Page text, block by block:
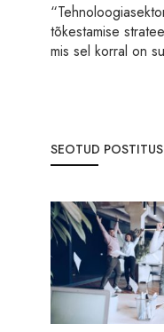
tõkestamise
mis sel korral on
SEOTUD